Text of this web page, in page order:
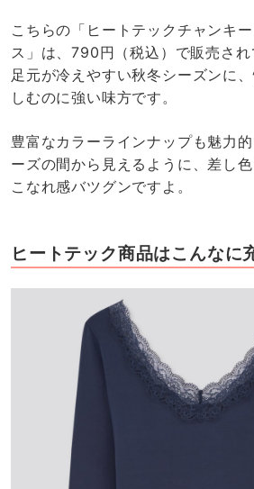
こちらの「ヒートテックチャンキ
ス」は、790円（税込）で販売され
足元が冷えやすい秋冬シーズンに
しむのに強い味方です。
豊富なカラーラインナップも魅力
ーズの間から見えるように、差し
こなれ感バツグンですよ。
ヒートテック商品はこんなに